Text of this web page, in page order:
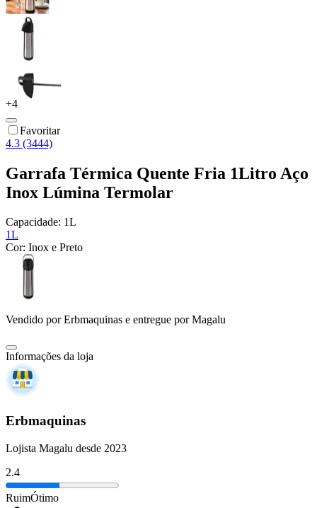
+4
Favoritar
4.3 (3444)
Garrafa Térmica Quente Fria 1Litro Aço
Inox Lúmina Termolar
Capacidade: 1L
1L
Cor: Inox e Preto
Vendido porErbmaquinas e entregue por Magalu
Informações da loja
Erbmaquinas
Lojista Magalu desde 2023
2.4
RuimÓtimo